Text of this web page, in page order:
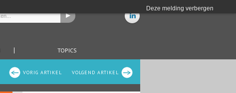
Deze melding verbergen
TOPICS
VOLGEND ARTIKEL
VORIG ARTIKEL